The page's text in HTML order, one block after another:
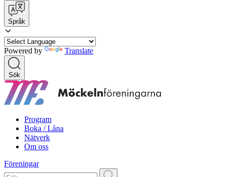
Språk
Powered by Translate
Sök
Program
Boka / Låna
Nätverk
Om oss
Föreningar